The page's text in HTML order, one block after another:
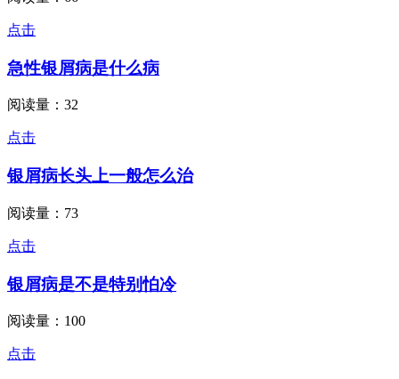
点击
急性银屑病是什么病
阅读量：32
点击
银屑病长头上一般怎么治
阅读量：73
点击
银屑病是不是特别怕冷
阅读量：100
点击